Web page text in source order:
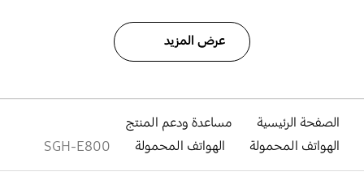
عرض المزيد
الصفحة الرئيسية
مساعدة ودعم المنتج
الهواتف المحمولة
الهواتف المحمولة SGH-E800